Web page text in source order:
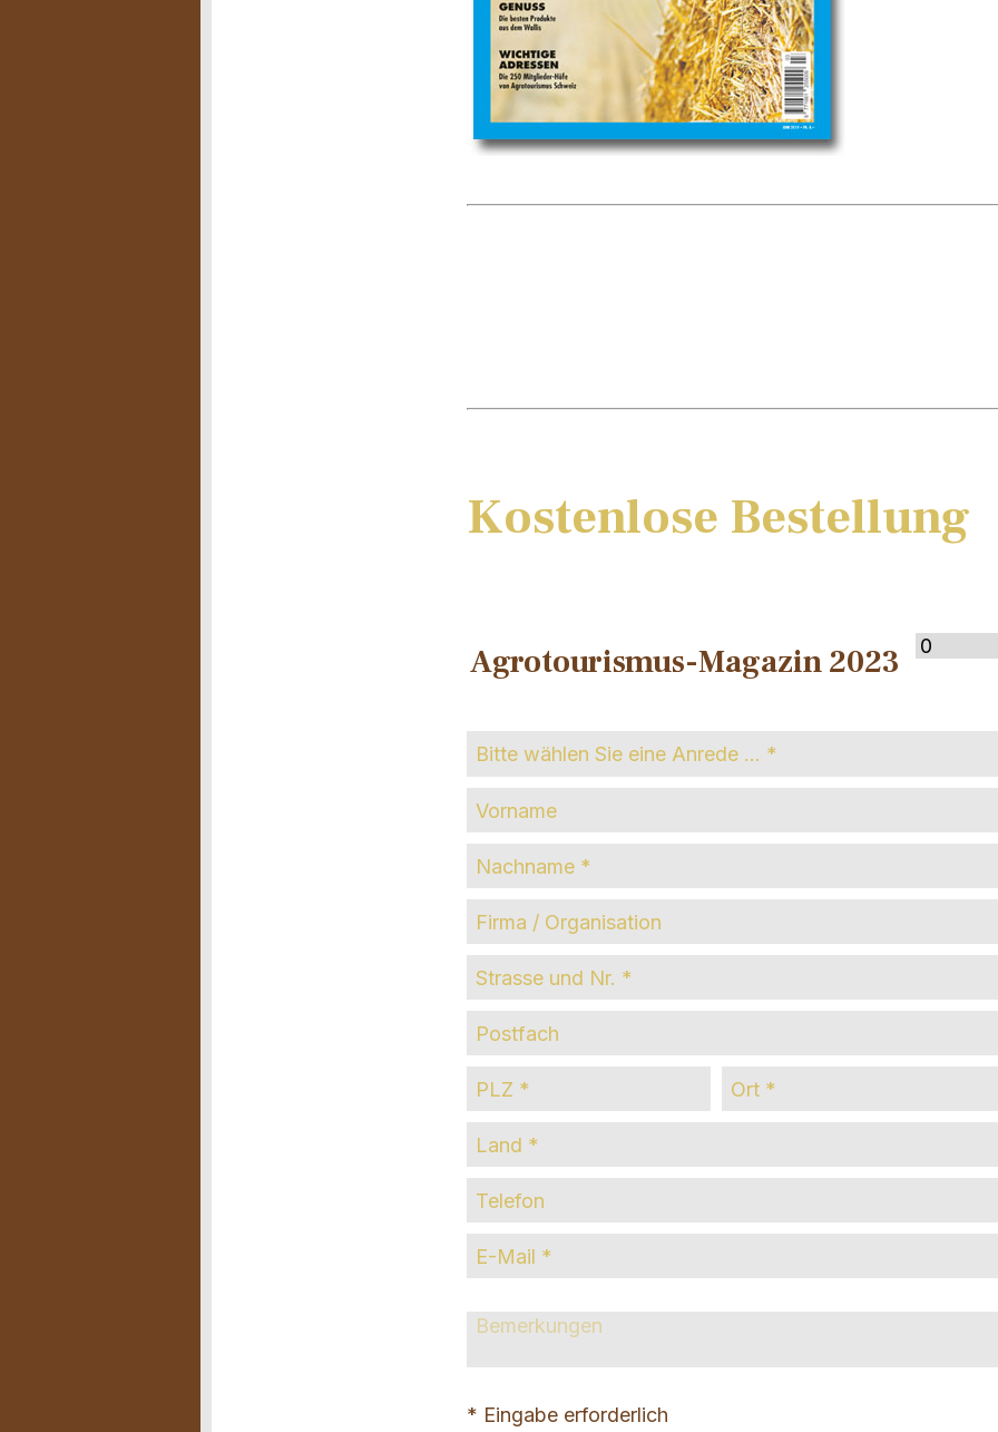
Kostenlose Bestellung
Agrotourismus-Magazin 2023
Name
FirstName
LastName
Firma/Organisation
Street
POBox
Country
Phone
E-
Mail
Remarks
* Eingabe erforderlich